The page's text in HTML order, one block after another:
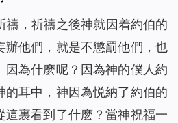
禱，祈禱之後神就因着約伯的
辦他們，就是不懲罰他們，也
因為什麽呢？因為神的僕人約
的耳中，神因為悦納了約伯的
這裏看到了什麽？當神祝福一